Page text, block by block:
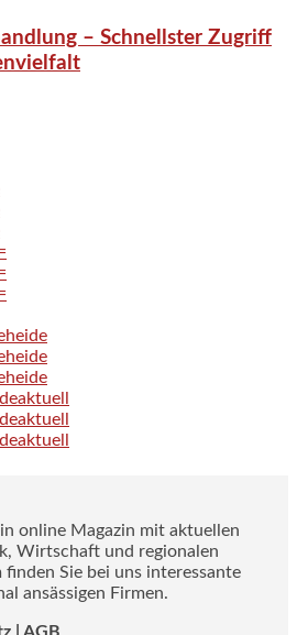
– Schnellster Zugriff
online Magazin mit aktuellen
Wirtschaft und regionalen
Sie bei uns interessante
ansässigen Firmen.